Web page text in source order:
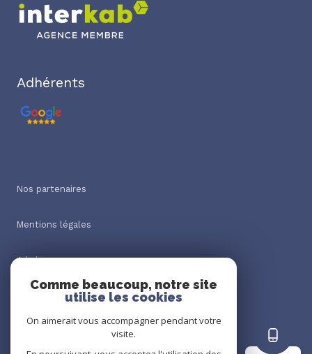
Adhérents
Nos partenaires
Mentions légales
Admin
Nos honoraires
Comme beaucoup, notre site
utilise les cookies
On aimerait vous accompagner pendant votre
visite.